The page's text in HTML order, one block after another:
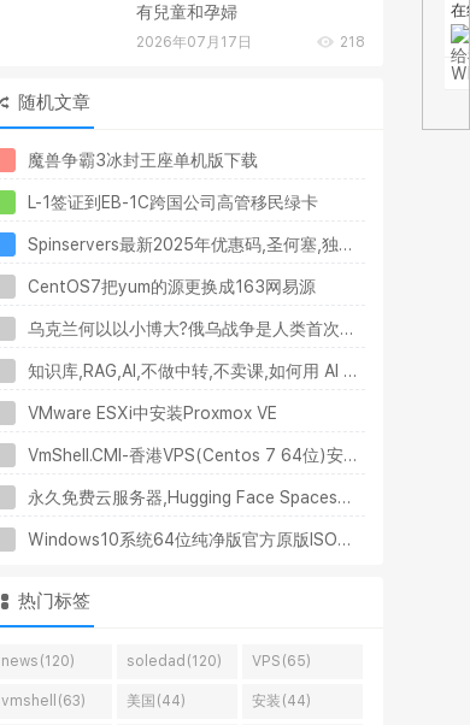
有兒童和孕婦
2026年07月17日 218
随机文章
魔兽争霸3冰封王座单机版下载
L-1签证到EB-1C跨国公司高管移民绿卡
Spinservers最新2025年优惠码,圣何塞,独服,母鸡$99/月起
CentOS7把yum的源更换成163网易源
乌克兰何以以小博大?俄乌战争是人类首次人工智能(AI)战争
知识库,RAG,AI,不做中转,不卖课,如何用 AI 月入 10万
VMware ESXi中安装Proxmox VE
VmShell.CMI-香港VPS(Centos 7 64位)安装AdGuardHome通过DNS去广告一键代码
永久免费云服务器,Hugging Face Spaces小白部署全流程
Windows10系统64位纯净版官方原版ISO高速下载
热门标签
news(120) soledad(120) VPS(65)
vmshell(63) 美国(44) 安装(44)
在